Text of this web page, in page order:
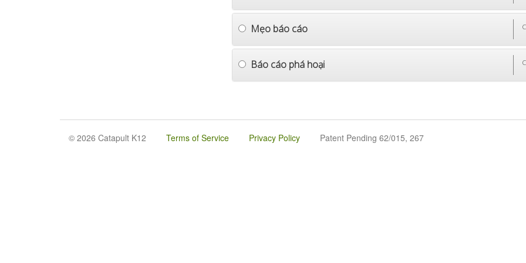
Mẹo báo cáo
Báo cáo phá hoại
© 2026 Catapult K12 Terms of Service Privacy Policy Patent Pending 62/015, 267